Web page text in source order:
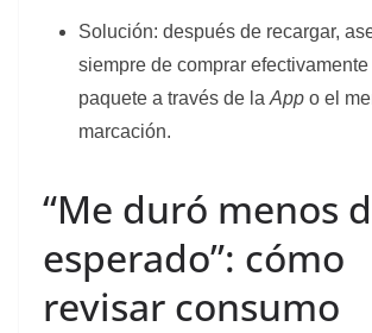
Solución: después de recargar,
siempre de comprar efectivamente
paquete a través de la App o el
marcación.
“Me duró menos
esperado”: cómo
revisar consumo